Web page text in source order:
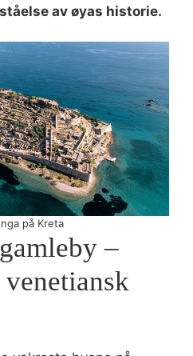
av øyas historie.
på Kreta
–